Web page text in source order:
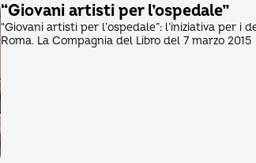
“Giovani artisti per l’ospedale”
“Giovani artisti per l’ospedale”: l’iniziativa per i
Roma. La Compagnia del Libro del 7 marzo 2015